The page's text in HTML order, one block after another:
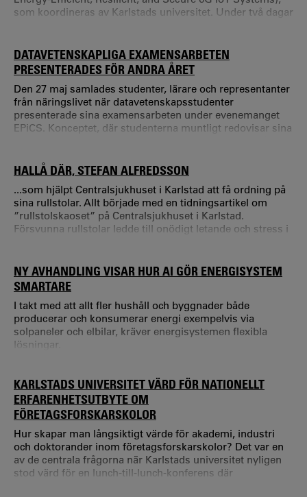
som koordineras av Karlstads universitet. Under två dagar
mycket värdefullt att träffa alla partners och lära känna
varandra bättre.
DATAVETENSKAPLIGA EXAMENSARBETEN
PRESENTERADES FÖR ANDRA ÅRET
Den 27 maj samlades studenter, lärare och representanter
från näringslivet när datavetenskapsstudenter
presenterade sina examensarbeten under evenemanget
EPiCS. Konceptet, där studenterna muntligt redovisar sina
inblick i den bredd av ämnen som studenterna arbetat
med under sina utbildningar.
HALLÅ DÄR, STEFAN ALFREDSSON
...som hjälpt Centralsjukhuset i Karlstad att få ordning på
sina rullstolar. Allt började med en tidningsartikel om
”rullstolskaoset” på Centralsjukhuset i Karlstad.
Försvunna rullstolar ledde till onödigt letande och stress i
NY AVHANDLING VISAR HUR AI GÖR ENERGISYSTEM
SMARTARE
I takt med att allt fler hushåll och byggnader både
producerar och konsumerar energi exempelvis via
solpaneler och elbilar, kräver energisystemen flexibla
lösningar.
KARLSTADS UNIVERSITET VÄRD FÖR NATIONELLT
ERFARENHETSUTBYTE OM
FÖRETAGSFORSKARSKOLOR
Hur skapar man långsiktigt värde för akademi, industri
och doktorander inom företagsforskarskolor? Det var en
av de centrala frågorna när Karlstads universitet nyligen
stod värd för en lunch-till-lunch-konferens där